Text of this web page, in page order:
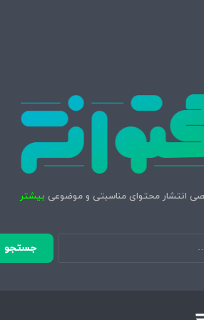
انتشار محتوای مناسبتی و موضوعی بیشتر
جستجو
برای: